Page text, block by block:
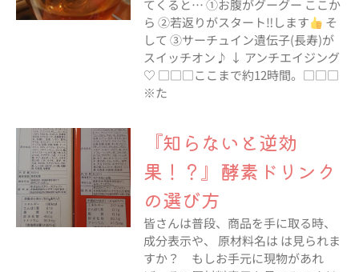
てくると… ①お腹がグーグー ここか
ら ②若返りがスタート‼︎します
そ
して ③サーチュイン遺伝子(長寿)が
スイッチオン♪ ↓ アンチエイジング
♡ □□□ここまで約12時間。□□□
※た
『知らないと逆効
果！？』酵素ドリンク
の選び方
皆さんは普段、商品を手に取る時、
成分表示や、 原材料名は は見られま
すか？ もしお手元に現物があれ